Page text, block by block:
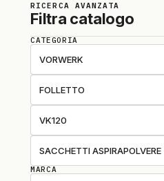
RICERCA AVANZATA
Filtra catalogo
CATEGORIA
VORWERK
FOLLETTO
VK120
SACCHETTI ASPIRAPOLVERE
MARCA